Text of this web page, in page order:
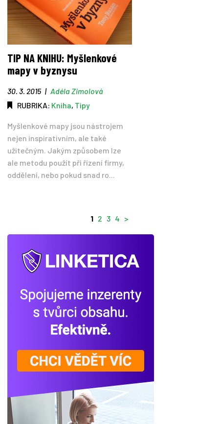
TIP NA KNIHU: Myšlenkové
mapy v byznysu
30. 3. 2015 | Adéla Zimolová
RUBRIKA: Kniha, Tipy
Myšlenkové mapy jsou nástrojem
nejen inspirativním, ale také
užitečným. Jakým způsobem lze
ale metodu použít při řízení firmy,
oddělení, nebo pokud snad ro...
1 2 3 4 >